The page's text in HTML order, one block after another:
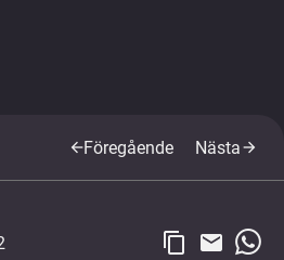
arrow_backFöregående Nästaarrow_forward
content_copy email